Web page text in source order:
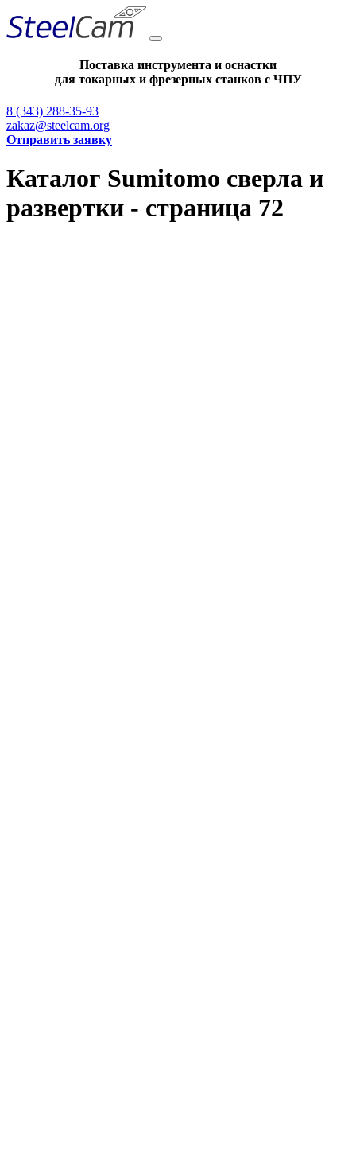
Поставка инструмента и оснастки
для токарных и фрезерных станков с ЧПУ
8 (343) 288-35-93
zakaz@steelcam.org
Отправить заявку
Каталог Sumitomo сверла и
развертки - страница 72